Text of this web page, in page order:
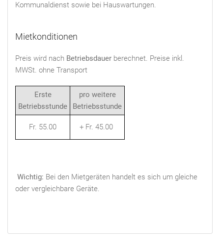
Kommunaldienst sowie bei Hauswartungen.
Mietkonditionen
Preis wird nach Betriebsdauer berechnet. Preise inkl.
MWSt. ohne Transport
Erste
Betriebsstunde
pro weitere
Betriebsstunde
Fr. 55.00 + Fr. 45.00
Wichtig: Bei den Mietgeräten handelt es sich um gleiche
oder vergleichbare Geräte.